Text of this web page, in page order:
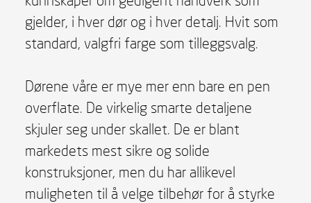
gjelder, i hver dør og i hver detalj. Hvit som
standard, valgfri farge som tilleggsvalg.
Dørene våre er mye mer enn bare en pen
overflate. De virkelig smarte detaljene
skjuler seg under skallet. De er blant
markedets mest sikre og solide
konstruksjoner, men du har allikevel
muligheten til å velge tilbehør for å styrke